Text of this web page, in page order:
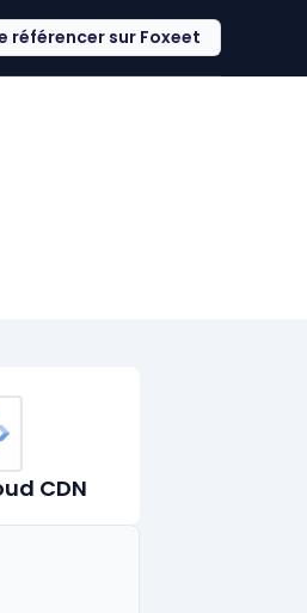
référencer sur Foxeet
CDN